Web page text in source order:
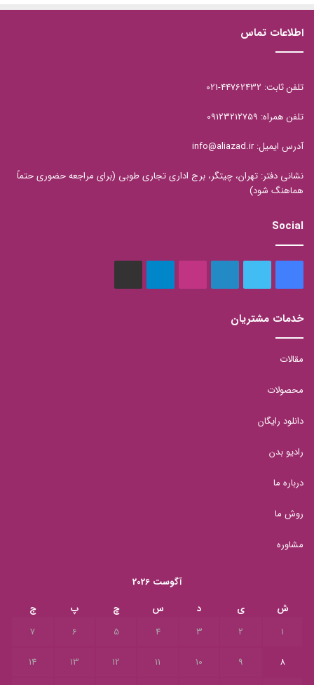
اطلاعات تماس
تلفن ثابت: 44762432-021
تلفن همراه: 09123212759
آدرس ایمیل: info@aliazad.ir
نشانی دفتر: تهران، چیتگر، برج اداری تجاری طوبی (برای مراجعه حضوری حتماً
هماهنگ شود)
Social
خدمات مشتریان
مقالات
محصولات
دانلود رایگان
رادیو بدن
درباره ما
روش ما
مشاوره
آگوست 2026
ش
ی د س چ پ
ج
1
2
3
4
5
6
7
8
9
10
11
12
13
14